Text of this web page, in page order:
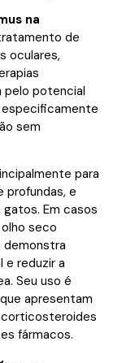
na
de
oculares,
pelo potencial
especificamente
sem
para
e
Em casos
seco
e reduzir a
Seu uso é
apresentam
corticosteroides
fármacos.